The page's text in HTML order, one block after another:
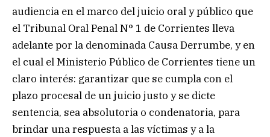
audiencia en el marco del juicio oral y público que
el Tribunal Oral Penal N° 1 de Corrientes lleva
adelante por la denominada Causa Derrumbe, y en
el cual el Ministerio Público de Corrientes tiene un
claro interés: garantizar que se cumpla con el
plazo procesal de un juicio justo y se dicte
sentencia, sea absolutoria o condenatoria, para
brindar una respuesta a las víctimas y a la